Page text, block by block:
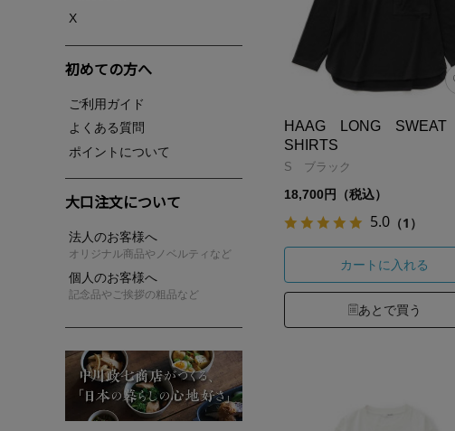
X
初めての方へ
ご利用ガイド
よくある質問
ポイントについて
大口注文について
法人のお客様へ
オリジナル商品やノベルティなど
個人のお客様へ
記念品やご挨拶の粗品など
HAAG LONG SWEAT
SHIRTS
S ブラック
18,700円（税込）
5.0 （1）
カートに入れる
あとで買う